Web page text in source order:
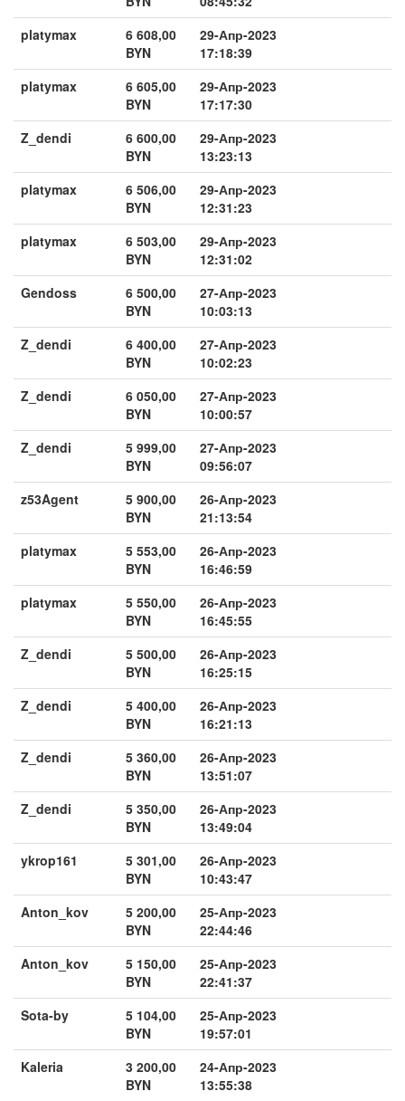
platymax
6 608,00
BYN
29-Апр-2023
17:18:39
platymax
6 605,00
BYN
29-Апр-2023
17:17:30
Z_dendi
6 600,00
BYN
29-Апр-2023
13:23:13
platymax
6 506,00
BYN
29-Апр-2023
12:31:23
platymax
6 503,00
BYN
29-Апр-2023
12:31:02
Gendoss
6 500,00
BYN
27-Апр-2023
10:03:13
Z_dendi
6 400,00
BYN
27-Апр-2023
10:02:23
Z_dendi
6 050,00
BYN
27-Апр-2023
10:00:57
Z_dendi
5 999,00
BYN
27-Апр-2023
09:56:07
z53Agent
5 900,00
BYN
26-Апр-2023
21:13:54
platymax
5 553,00
BYN
26-Апр-2023
16:46:59
platymax
5 550,00
BYN
26-Апр-2023
16:45:55
Z_dendi
5 500,00
BYN
26-Апр-2023
16:25:15
Z_dendi
5 400,00
BYN
26-Апр-2023
16:21:13
Z_dendi
5 360,00
BYN
26-Апр-2023
13:51:07
Z_dendi
5 350,00
BYN
26-Апр-2023
13:49:04
ykrop161
5 301,00
BYN
26-Апр-2023
10:43:47
Anton_kov
5 200,00
BYN
25-Апр-2023
22:44:46
Anton_kov
5 150,00
BYN
25-Апр-2023
22:41:37
Sota-by
5 104,00
BYN
25-Апр-2023
19:57:01
Kaleria
3 200,00
BYN
24-Апр-2023
13:55:38